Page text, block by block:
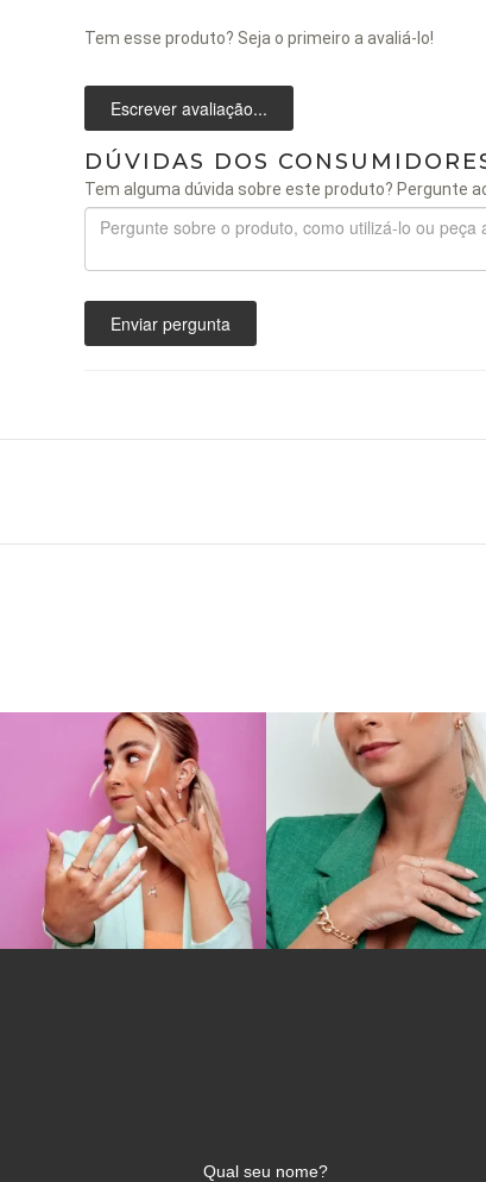
Tem esse produto? Seja o primeiro a avaliá-lo!
Escrever avaliação...
DÚVIDAS DOS
Tem alguma dúvida sobre este produto? Pergunte
Enviar pergunta
Qual seu nome?